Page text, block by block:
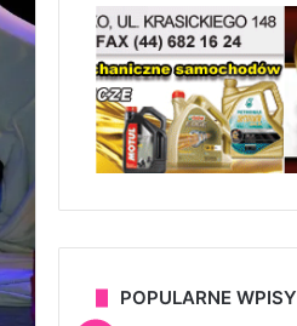
POPULARNE WPISY